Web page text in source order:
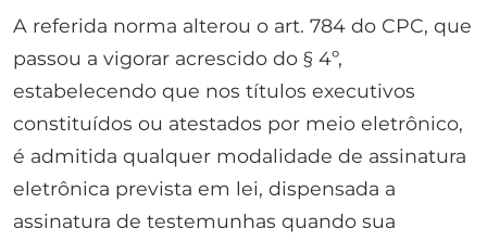
A referida norma alterou o art. 784 do CPC, que
passou a vigorar acrescido do § 4º,
estabelecendo que nos títulos executivos
constituídos ou atestados por meio eletrônico,
é admitida qualquer modalidade de assinatura
eletrônica prevista em lei, dispensada a
assinatura de testemunhas quando sua